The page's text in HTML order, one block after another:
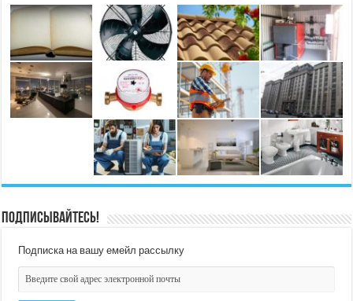
Подписывайтесь!
Подписка на вашу емейл рассылку